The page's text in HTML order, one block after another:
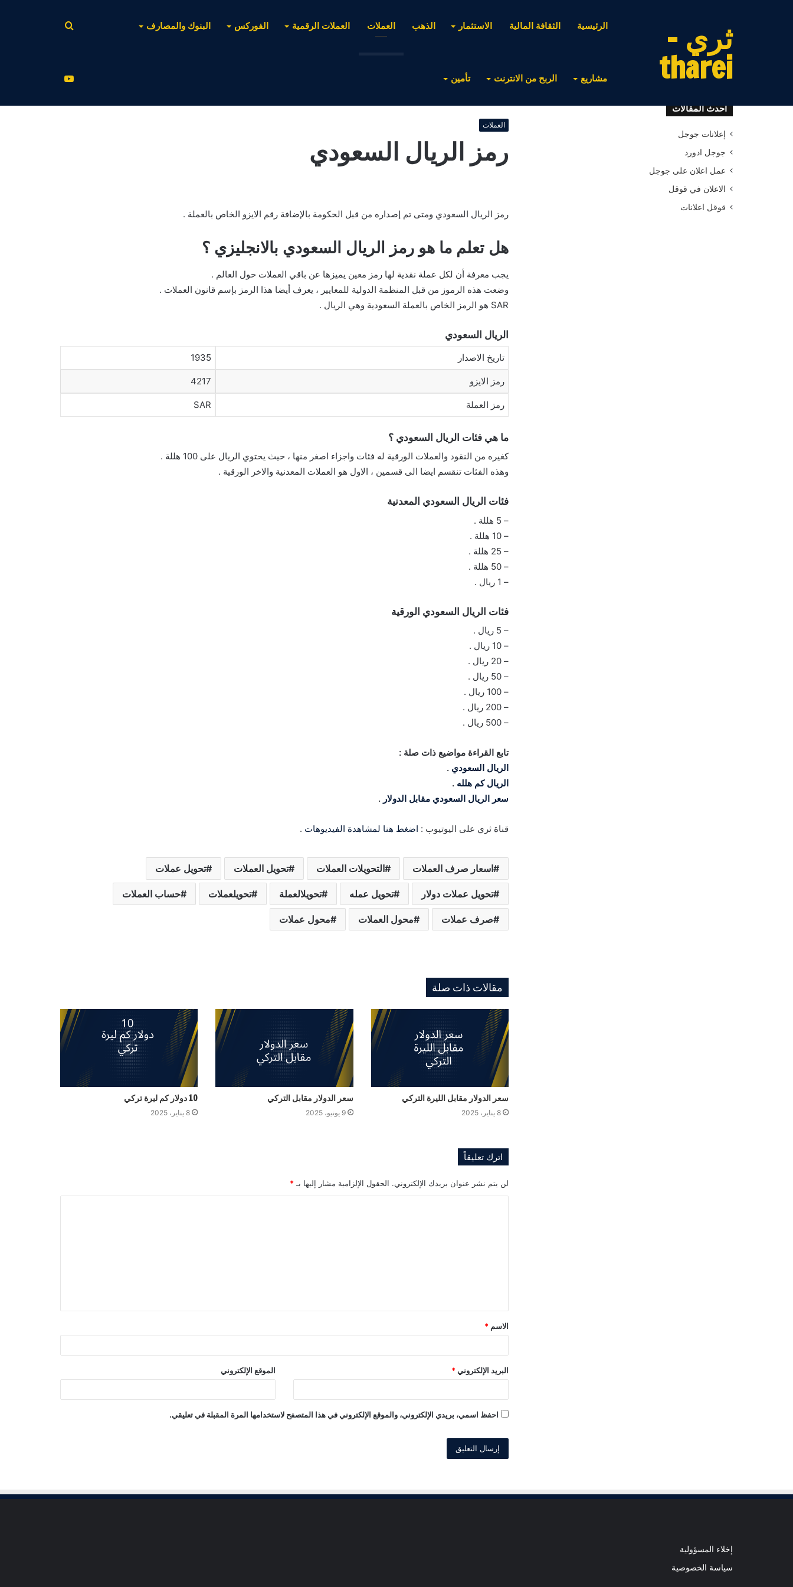
ثري -
tharei
الرئيسية الثقافة المالية الاستثمار الذهب العملات العملات الرقمية الفوركس البنوك والمصارف
مشاريع الربح من الانترنت تأمين عن
العملات
رمز الريال السعودي
رمز الريال السعودي ومتى تم إصداره من قبل الحكومة بالإضافة رقم الايزو الخاص بالعملة .
هل تعلم ما هو رمز الريال السعودي بالانجليزي ؟
يجب معرفة أن لكل عملة نقدية لها رمز معين يميزها عن باقي العملات حول العالم .
وضعت هذه الرموز من قبل المنظمة الدولية للمعايير ، يعرف أيضا هذا الرمز بإسم قانون العملات .
SAR هو الرمز الخاص بالعملة السعودية وهي الريال .
الريال السعودي
تاريخ الاصدار 1935
رمز الايزو 4217
رمز العملة SAR
ما هي فئات الريال السعودي ؟
كغيره من النقود والعملات الورقية له فئات واجزاء اصغر منها ، حيث يحتوي الريال على 100 هللة .
وهذه الفئات تنقسم ايضا الى قسمين ، الاول هو العملات المعدنية والاخر الورقية .
فئات الريال السعودي المعدنية
– 5 هللة .
– 10 هللة .
– 25 هللة .
– 50 هللة .
– 1 ريال .
فئات الريال السعودي الورقية
– 5 ريال .
– 10 ريال .
– 20 ريال .
– 50 ريال .
– 100 ريال .
– 200 ريال .
– 500 ريال .
تابع القراءة مواضيع ذات صلة :
الريال السعودي .
الريال كم هلله .
سعر الريال السعودي مقابل الدولار .
قناة ثري على اليوتيوب : اضغط هنا لمشاهدة الفيديوهات .
اسعار صرف العملات التحويلات العملات تحويل العملات تحويل عملات
تحويل عملات دولار تحويل عمله تحويلالعملة تحويلعملات حساب العملات
صرف عملات محول العملات محول عملات
مقالات ذات صلة
سعر الدولار مقابل الليرة التركي
8 يناير، 2025
سعر الدولار مقابل التركي
9 يونيو، 2025
10 دولار كم ليرة تركي
8 يناير، 2025
اترك تعليقاً
لن يتم نشر عنوان بريدك الإلكتروني. الحقول الإلزامية مشار إليها بـ *
ق
*
الاسم *
البريد الإلكتروني * الموقع الإلكتروني
احفظ اسمي، بريدي الإلكتروني، والموقع الإلكتروني في هذا المتصفح لاستخدامها المرة المقبلة في تعليقي.
أحدث المقالات
إعلانات جوجل
جوجل ادورد
عمل اعلان على جوجل
الاعلان في قوقل
قوقل اعلانات
إخلاء المسؤولية
سياسة الخصوصية